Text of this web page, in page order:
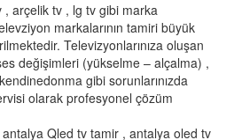
arçelik tv , lg tv gibi marka
markalarının tamiri büyük
Televizyonlarınıza oluşan
değişimleri (yükselme – alçalma) ,
gibi sorunlarınızda
olarak profesyonel çözüm
Qled tv tamir , antalya oled tv